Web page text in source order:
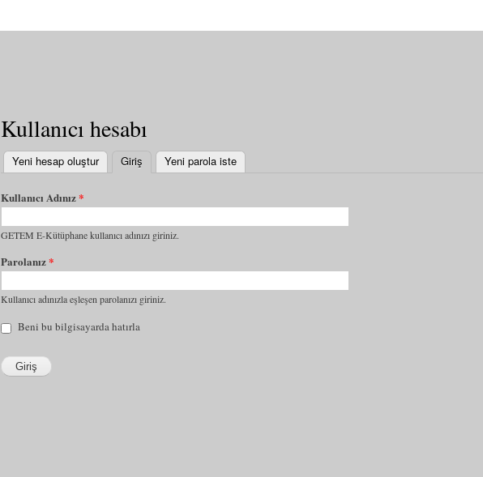
Kullanıcı hesabı
Yeni hesap oluştur Giriş (etkin sekme)
Yeni parola iste
Kullanıcı Adınız*
GETEM E-Kütüphane kullanıcı adınızı giriniz.
Parolanız*
Kullanıcı adınızla eşleşen parolanızı giriniz.
Beni bu bilgisayarda hatırla